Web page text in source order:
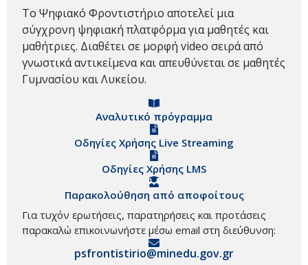
Το Ψηφιακό Φροντιστήριο αποτελεί μια
σύγχρονη ψηφιακή πλατφόρμα για μαθητές και
μαθήτριες. Διαθέτει σε μορφή video σειρά από
γνωστικά αντικείμενα και απευθύνεται σε μαθητές
Γυμνασίου και Λυκείου.
Αναλυτικό πρόγραμμα
Οδηγίες Χρήσης Live Streaming
Οδηγίες Χρήσης LMS
Παρακολούθηση από αποφοίτους
Για τυχόν ερωτήσεις, παρατηρήσεις και προτάσεις
παρακαλώ επικοινωνήστε μέσω email στη διεύθυνση:
psfrontistirio@minedu.gov.gr